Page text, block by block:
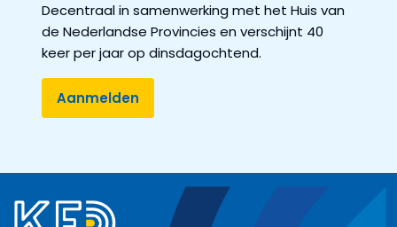
Decentraal in samenwerking met het Huis van
de Nederlandse Provincies en verschijnt 40
keer per jaar op dinsdagochtend.